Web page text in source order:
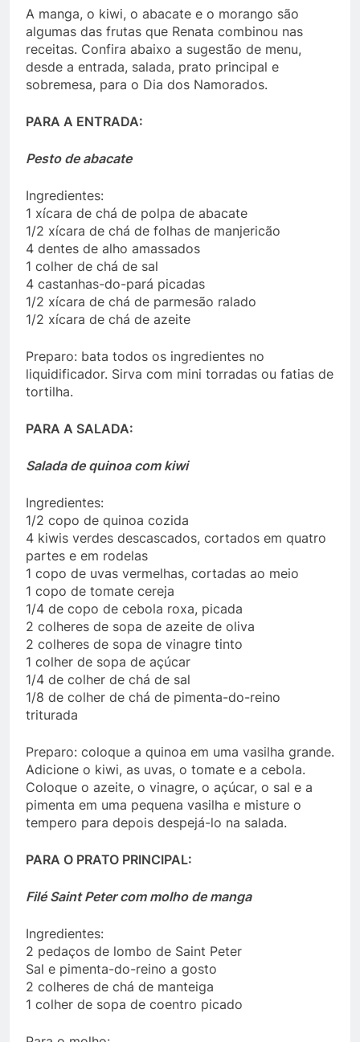
A manga, o kiwi, o abacate e o morango são
algumas das frutas que Renata combinou nas
receitas. Confira abaixo a sugestão de menu,
desde a entrada, salada, prato principal e
sobremesa, para o Dia dos Namorados.
PARA A ENTRADA:
Pesto de abacate
Ingredientes:
1 xícara de chá de polpa de abacate
1/2 xícara de chá de folhas de manjericão
4 dentes de alho amassados
1 colher de chá de sal
4 castanhas-do-pará picadas
1/2 xícara de chá de parmesão ralado
1/2 xícara de chá de azeite
Preparo: bata todos os ingredientes no
liquidificador. Sirva com mini torradas ou fatias de
tortilha.
PARA A SALADA:
Salada de quinoa com kiwi
Ingredientes:
1/2 copo de quinoa cozida
4 kiwis verdes descascados, cortados em quatro
partes e em rodelas
1 copo de uvas vermelhas, cortadas ao meio
1 copo de tomate cereja
1/4 de copo de cebola roxa, picada
2 colheres de sopa de azeite de oliva
2 colheres de sopa de vinagre tinto
1 colher de sopa de açúcar
1/4 de colher de chá de sal
1/8 de colher de chá de pimenta-do-reino
triturada
Preparo: coloque a quinoa em uma vasilha grande.
Adicione o kiwi, as uvas, o tomate e a cebola.
Coloque o azeite, o vinagre, o açúcar, o sal e a
pimenta em uma pequena vasilha e misture o
tempero para depois despejá-lo na salada.
PARA O PRATO PRINCIPAL:
Filé Saint Peter com molho de manga
Ingredientes:
2 pedaços de lombo de Saint Peter
Sal e pimenta-do-reino a gosto
2 colheres de chá de manteiga
1 colher de sopa de coentro picado